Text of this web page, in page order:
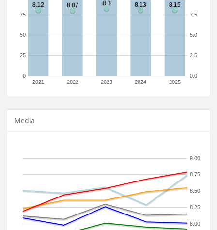
2021 2022 2023 2024 2025
0
25
50
75
0.0
2.5
5.0
7.5
Media
8.00
8.25
8.50
8.75
9.00